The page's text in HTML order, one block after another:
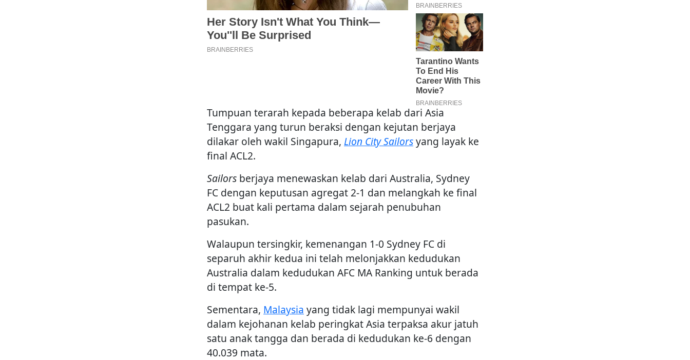
Tumpuan terarah kepada beberapa kelab dari Asia
Tenggara yang turun beraksi dengan kejutan berjaya
dilakar oleh wakil Singapura, Lion City Sailorsyang layak ke
final ACL2.
Sailors berjaya menewaskan kelab dari Australia, Sydney
FC dengan keputusan agregat 2-1 dan melangkah ke final
ACL2 buat kali pertama dalam sejarah penubuhan
pasukan.
Walaupun tersingkir, kemenangan 1-0 Sydney FC di
separuh akhir kedua ini telah melonjakkan kedudukan
Australia dalam kedudukan AFC MA Ranking untuk berada
di tempat ke-5.
Sementara, Malaysia yang tidak lagi mempunyai wakil
dalam kejohanan kelab peringkat Asia terpaksa akur jatuh
satu anak tangga dan berada di kedudukan ke-6 dengan
40.039 mata.